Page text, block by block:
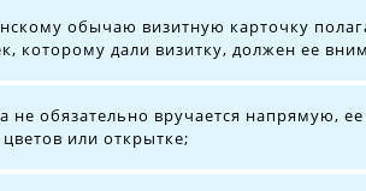
обычаю визитную карточку
которому дали визитку, должен ее
не обязательно вручается напрямую,
цветов или открытке;